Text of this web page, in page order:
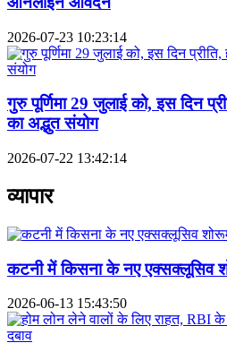
2026-07-23 10:23:14
गुरु पूर्णिमा 29 जुलाई को, इस दिन
का अद्भुत संयोग
2026-07-22 13:42:14
व्यापार
कटनी में किसना के नए एक्सक्लूसिव
2026-06-13 15:43:50